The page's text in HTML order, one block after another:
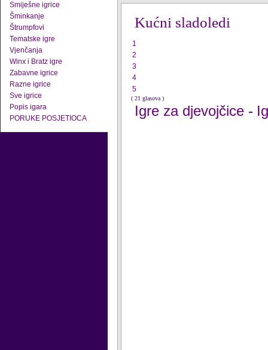
Smiješne igrice
Šminkanje
Štrumpfovi
Tematske igre
Vjenčanja
Winx i Bratz igre
Zabavne igrice
Razne igrice
Sve igrice
Popis igara
PORUKE POSJETIOCA
Kućni sladoledi
1
2
3
4
5
( 21 glasova )
Igre za djevojčice -